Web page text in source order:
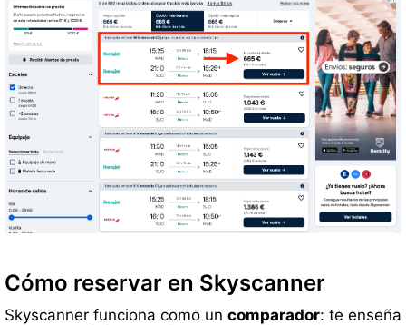
Cómo reservar en Skyscanner
Skyscanner funciona como un comparador: te enseña